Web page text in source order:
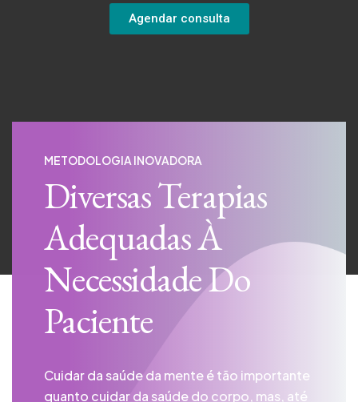
Agendar consulta
METODOLOGIA INOVADORA
Diversas Terapias
AdequadasÀ
Necessidade Do
Paciente
Cuidar da saúde da mente é tão importante
quanto cuidar da saúde do corpo, mas, até